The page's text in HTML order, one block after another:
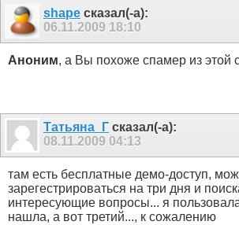
shape сказал(-а):
06.11.2009 18:10
Аноним, а Вы похоже спамер из этой
Татьяна_Г сказал(-а):
08.11.2009 04:13
там есть бесплатные демо-доступ,
зарегестрироваться на три дня и
интересующие вопросы... я
нашла, а вот третий..., к сожалению